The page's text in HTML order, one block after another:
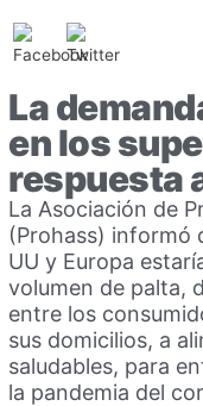
La
en los
respuesta
La Asociación de
(Prohass) informó
UU y Europa
volumen de palta,
entre los
sus domicilios, a
saludables, para
la pandemia del